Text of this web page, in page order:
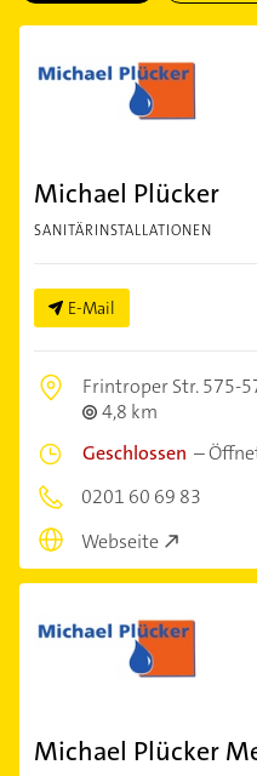
Michael Plücker
SANITÄRINSTALLATIONEN
E-Mail
Frintroper Str. 575-
4,8 km
Geschlossen –
0201 60 69 83
Webseite
Michael Plücker